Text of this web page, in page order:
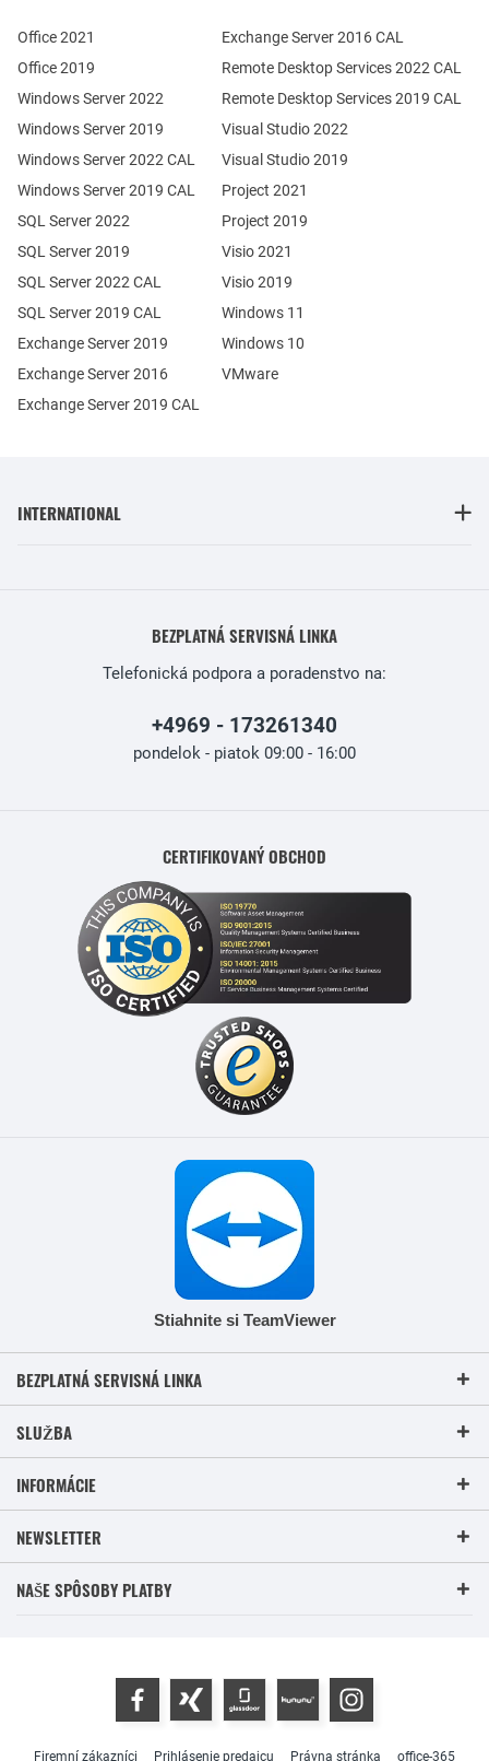
Office 2021
Office 2019
Windows Server 2022
Windows Server 2019
Exchange Server 2019
Exchange Server 2016
SQL Server 2022
SQL Server 2019
Windows Server 2022 CAL
Windows Server 2019 CAL
SQL Server 2022 CAL
SQL Server 2019 CAL
Remote Desktop Services 2022 CAL
Remote Desktop Services 2019 CAL
Exchange Server 2019 CAL
Exchange Server 2016 CAL
Visual Studio 2022
Visual Studio 2019
Project 2021
Project 2019
Visio 2021
Visio 2019
Windows 11
Windows 10
VMware
INTERNATIONAL
BEZPLATNÁ SERVISNÁ LINKA
Telefonická podpora a poradenstvo na:
+4969 - 173261340
pondelok - piatok 09:00 - 16:00
CERTIFIKOVANÝ OBCHOD
Stiahnite si TeamViewer
BEZPLATNÁ SERVISNÁ LINKA
SLUŽBA
INFORMÁCIE
NEWSLETTER
NAŠE SPÔSOBY PLATBY
Firemní zákazníci Prihlásenie predajcu Právna stránka office-365